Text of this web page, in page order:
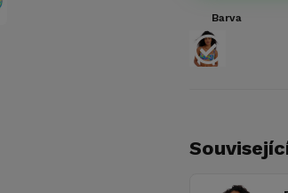
Barva